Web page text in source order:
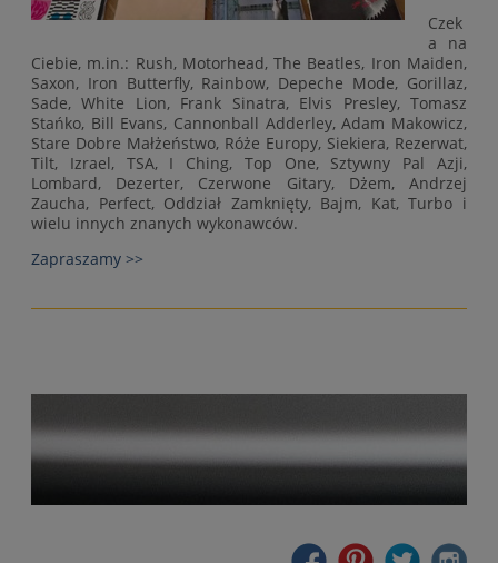
Czek
a na
Ciebie, m.in.: Rush, Motorhead, The Beatles, Iron Maiden,
Saxon, Iron Butterfly, Rainbow, Depeche Mode, Gorillaz,
Sade, White Lion, Frank Sinatra, Elvis Presley, Tomasz
Stańko, Bill Evans, Cannonball Adderley, Adam Makowicz,
Stare Dobre Małżeństwo, Róże Europy, Siekiera, Rezerwat,
Tilt, Izrael, TSA, I Ching, Top One, Sztywny Pal Azji,
Lombard, Dezerter, Czerwone Gitary, Dżem, Andrzej
Zaucha, Perfect, Oddział Zamknięty, Bajm, Kat, Turbo i
wielu innych znanych wykonawców.
Zapraszamy >>